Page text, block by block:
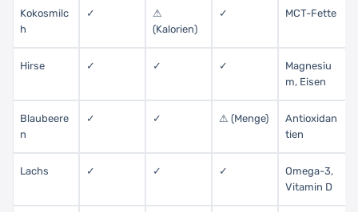
Kokosmilc
h
✓
⚠
(Kalorien)
✓ MCT-Fette
Hirse ✓ ✓ ✓
Magnesiu
m, Eisen
Blaubeere
n
✓ ✓ ⚠ (Menge)
Antioxidan
tien
Lachs ✓ ✓ ✓
Omega-3,
Vitamin D